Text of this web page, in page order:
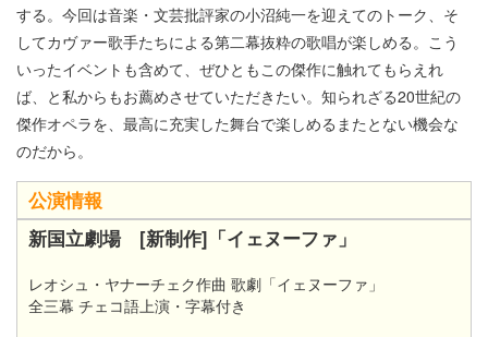
する。今回は音楽・文芸批評家の小沼純一を迎えてのトーク、そ
してカヴァー歌手たちによる第二幕抜粋の歌唱が楽しめる。こう
いったイベントも含めて、ぜひともこの傑作に触れてもらえれ
ば、と私からもお薦めさせていただきたい。知られざる20世紀の
傑作オペラを、最高に充実した舞台で楽しめるまたとない機会な
のだから。
公演情報
新国立劇場 [新制作]「イェヌーファ」
レオシュ・ヤナーチェク作曲 歌劇「イェヌーファ」
全三幕 チェコ語上演・字幕付き